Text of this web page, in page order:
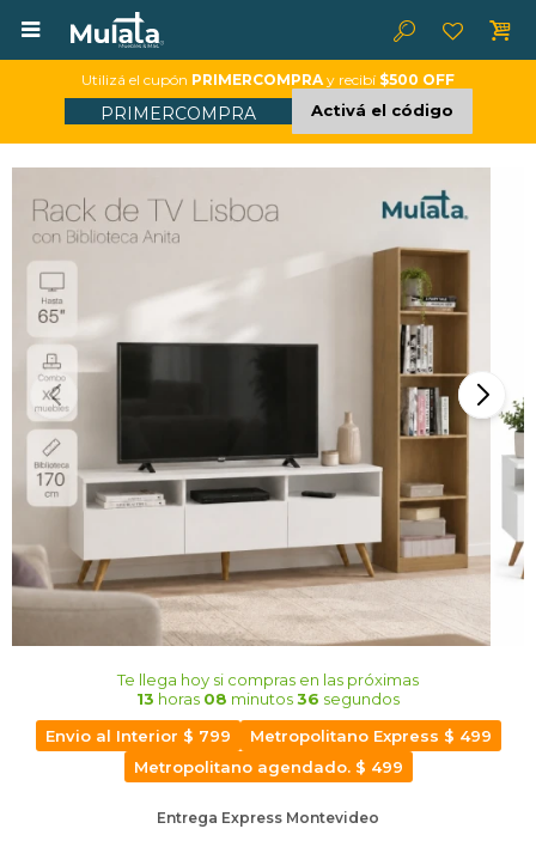

Utilizá el cupón PRIMERCOMPRA y recibí $500 OFF
PRIMERCOMPRA Activá el código
Te llega hoy si compras en las próximas
13 horas 08 minutos35 segundos
Envio al Interior $ 799
Metropolitano Express $ 499
Metropolitano agendado. $ 499
Entrega Express Montevideo